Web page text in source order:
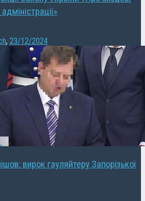
, 23/12/2024
вирок гауляйтеру Запорізької